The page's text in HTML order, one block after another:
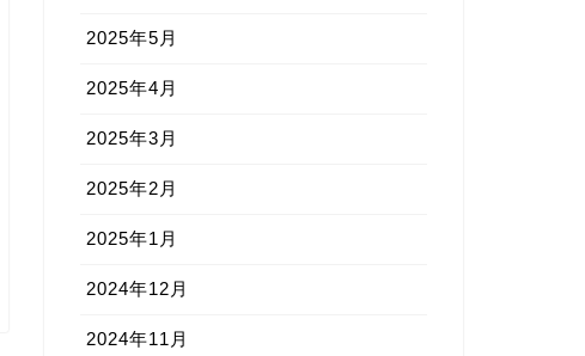
2025年5月
2025年4月
2025年3月
2025年2月
2025年1月
2024年12月
2024年11月